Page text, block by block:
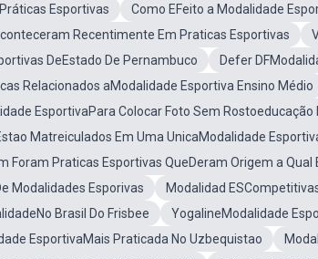
Esportivas Como EFeito a Modalidade
Recentimente Em Praticas Esportivas
DeEstado De Pernambuco
Defer
Relacionados aModalidade Esportiva Ensino Médio
EsportivaPara Colocar Foto Sem Rostoeducação
Matreiculados Em Uma UnicaModalidade
Foram Praticas Esportivas QueDeram Origem a Qual
Modalidades Esporivas
Modalidad
Brasil Do Frisbee
YogalineModalidade
EsportivaMais Praticada No Uzbequistao